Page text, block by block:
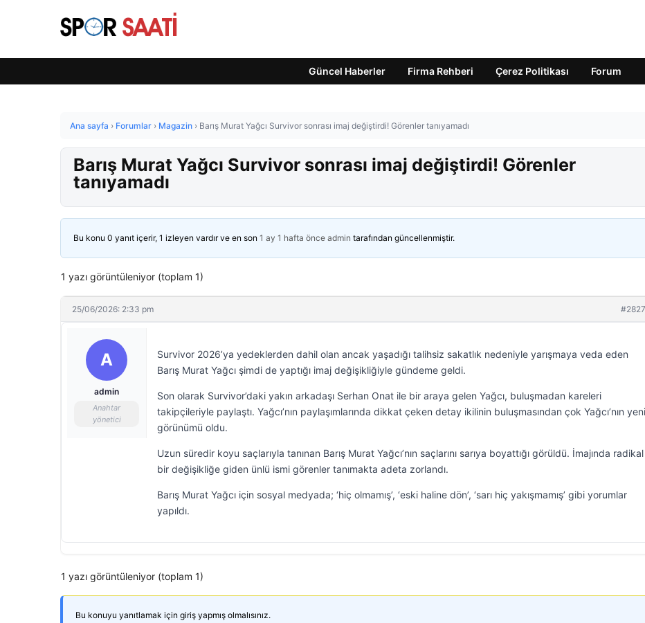
Güncel Haberler Firma Rehberi Çerez Politikası Forum
Ana sayfa › Forumlar › Magazin › Barış Murat Yağcı Survivor sonrası imaj değiştirdi! Görenler tanıyamadı
Barış Murat Yağcı Survivor sonrası imaj değiştirdi! Görenler
tanıyamadı
Bu konu 0 yanıt içerir, 1 izleyen vardır ve en son 1 ay 1 hafta önce admin tarafından güncellenmiştir.
1 yazı görüntüleniyor (toplam 1)
25/06/2026: 2:33 pm
A
admin
Anahtar
yönetici
Survivor 2026’ya yedeklerden dahil olan ancak yaşadığı talihsiz sakatlık nedeniyle yarışmaya veda eden
Barış Murat Yağcı şimdi de yaptığı imaj değişikliğiyle gündeme geldi.
Son olarak Survivor’daki yakın arkadaşı Serhan Onat ile bir araya gelen Yağcı, buluşmadan kareleri
takipçileriyle paylaştı. Yağcı’nın paylaşımlarında dikkat çeken detay ikilinin buluşmasından çok Yağcı’nın yeni
görünümü oldu.
Uzun süredir koyu saçlarıyla tanınan Barış Murat Yağcı’nın saçlarını sarıya boyattığı görüldü. İmajında radikal
bir değişikliğe giden ünlü ismi görenler tanımakta adeta zorlandı.
Barış Murat Yağcı için sosyal medyada; ‘hiç olmamış’, ‘eski haline dön’, ‘sarı hiç yakışmamış’ gibi yorumlar
yapıldı.
1 yazı görüntüleniyor (toplam 1)
Bu konuyu yanıtlamak için giriş yapmış olmalısınız.